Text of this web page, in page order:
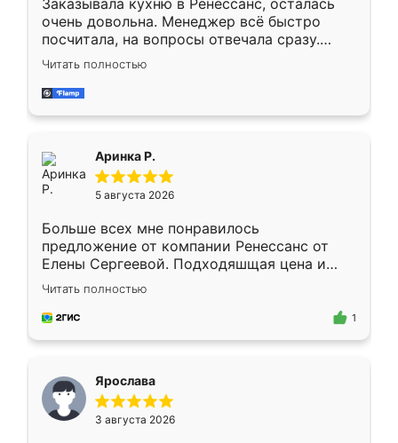
Заказывала кухню в Ренессанс, осталась
очень довольна. Менеджер всё быстро
посчитала, на вопросы отвечала сразу.
Замерщик приехал в субботу, подошёл к
делу со всей ответственностью. Собрали
за день, ребята работали аккуратно, даже
Читать полностью
Аринка Р.
5 августа 2026
Больше всех мне понравилось
предложение от компании Ренессанс от
Елены Сергеевой. Подходяшщая цена и
короткие сроки изготовления. Приехавший
для замера сотрудник Владислав
предложил по моему эскизу самый
Читать полностью
1
Ярослава
3 августа 2026